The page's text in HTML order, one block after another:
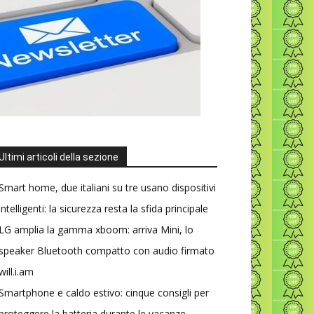
articoli della sezione
home, due italiani su tre usano dispositivi
la sicurezza resta la sfida principale
amplia la gamma xboom: arriva Mini, lo
Bluetooth compatto con audio firmato
e caldo estivo: cinque consigli per